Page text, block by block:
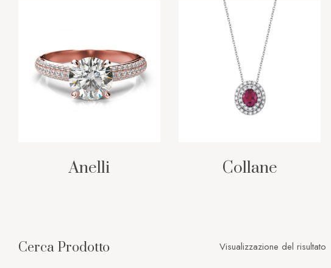
Anelli Collane
Visualizzazione del risultato
Cerca Prodotto